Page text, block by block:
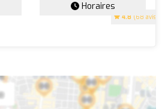
4.8 (68 avis)
Horaires